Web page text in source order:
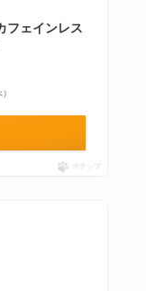
フェインレス
ポチップ